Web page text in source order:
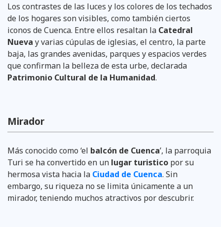
Los contrastes de las luces y los colores de los techados
de los hogares son visibles, como también ciertos
iconos de Cuenca. Entre ellos resaltan la Catedral
Nueva y varias cúpulas de iglesias, el centro, la parte
baja, las grandes avenidas, parques y espacios verdes
que confirman la belleza de esta urbe, declarada
Patrimonio Cultural de la Humanidad.
Mirador
Más conocido como ‘el balcón de Cuenca’, la parroquia
Turi se ha convertido en un lugar turistico por su
hermosa vista hacia la Ciudad de Cuenca. Sin
embargo, su riqueza no se limita únicamente a un
mirador, teniendo muchos atractivos por descubrir.